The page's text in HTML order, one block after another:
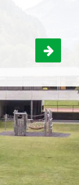
Latinisti IV